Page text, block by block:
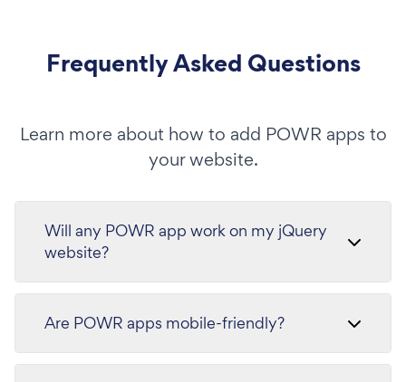
Frequently Asked Questions
Learn more about how to add POWR apps to
your website.
Will any POWR app work on my jQuery
website?
Are POWR apps mobile-friendly?